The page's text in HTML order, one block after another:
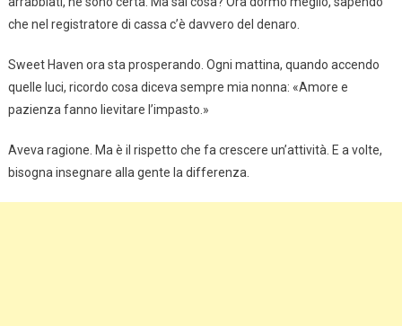
che nel registratore di cassa c’è davvero del denaro.
Sweet Haven ora sta prosperando. Ogni mattina, quando accendo
quelle luci, ricordo cosa diceva sempre mia nonna: «Amore e
pazienza fanno lievitare l’impasto.»
Aveva ragione. Ma è il rispetto che fa crescere un’attività. E a volte,
bisogna insegnare alla gente la differenza.